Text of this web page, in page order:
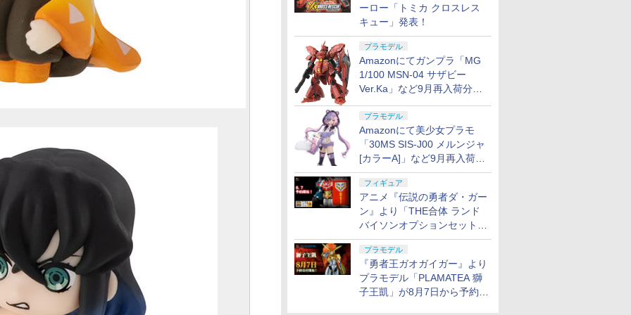
ーロー「トミカ クロスレス
キュー」発表！
プラモデル
Amazonにてガンプラ「MG
1/100 MSN-04 サザビー
Ver.Ka」など9月再入荷分が
プラモデル
Amazonにて美少女プラモ
「30MS SIS-J00 メルンジャ
[カラーA]」など9月再入荷分
が販売再開！
フィギュア
アニメ『伝説の勇者ダ・ガー
ン』より「THE合体 ランド
バイソンオプションセット」
が8月7日から予約受付開始！
プラモデル
『勇者王ガオガイガー』より
プラモデル「PLAMATEA 獅
子王凱」が8月7日から予約受